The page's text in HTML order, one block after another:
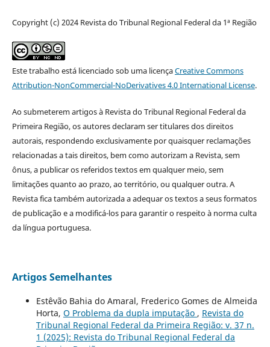
Copyright (c) 2024 Revista do Tribunal Regional Federal da 1ª Região
Este trabalho está licenciado sob uma licençaCreative Commons
Attribution-NonCommercial-NoDerivatives 4.0 International License.
Ao submeterem artigos à Revista do Tribunal Regional Federal da
Primeira Região, os autores declaram ser titulares dos direitos
autorais, respondendo exclusivamente por quaisquer reclamações
relacionadas a tais direitos, bem como autorizam a Revista, sem
ônus, a publicar os referidos textos em qualquer meio, sem
limitações quanto ao prazo, ao território, ou qualquer outra. A
Revista fica também autorizada a adequar os textos a seus formatos
de publicação e a modificá-los para garantir o respeito à norma culta
da língua portuguesa.
Artigos Semelhantes
Estêvão Bahia do Amaral, Frederico Gomes de Almeida
Horta, O Problema da dupla imputação , Revista do
Tribunal Regional Federal da Primeira Região: v. 37 n.
1 (2025): Revista do Tribunal Regional Federal da